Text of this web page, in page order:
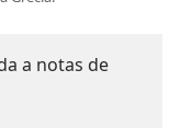
a notas de